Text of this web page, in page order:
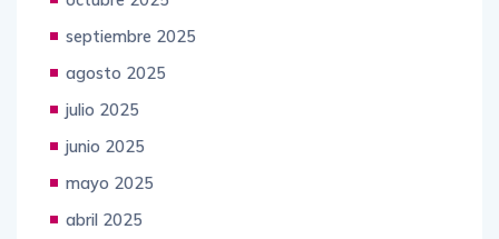
septiembre 2025
agosto 2025
julio 2025
junio 2025
mayo 2025
abril 2025